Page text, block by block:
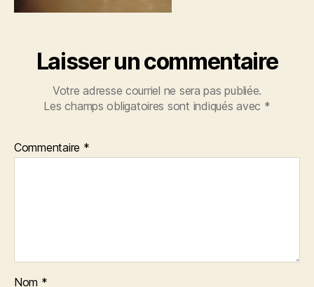
Laisser un commentaire
Votre adresse courriel ne sera pas publiée.
Les champs obligatoires sont indiqués avec *
Commentaire *
Nom *